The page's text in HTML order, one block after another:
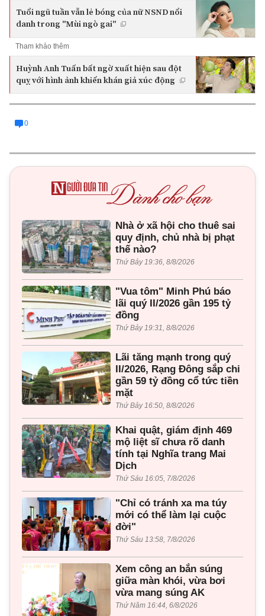
Tuổi ngũ tuần vẫn lẻ bóng của nữ NSND nổi
danh trong "Mùi ngò gai"
Tham khảo thêm
Huỳnh Anh Tuấn bất ngờ xuất hiện sau đột
quỵ với hình ảnh khiến khán giả xúc động
0
Nhà ở xã hội cho thuê sai
quy định, chủ nhà bị phạt
thế nào?
Thứ Bảy 19:36, 8/8/2026
"Vua tôm" Minh Phú báo
lãi quý II/2026 gần 195 tỷ
đồng
Thứ Bảy 19:31, 8/8/2026
Lãi tăng mạnh trong quý
II/2026, Rạng Đông sắp chi
gần 59 tỷ đồng cổ tức tiền
mặt
Thứ Bảy 16:50, 8/8/2026
Khai quật, giám định 469
mộ liệt sĩ chưa rõ danh
tính tại Nghĩa trang Mai
Dịch
Thứ Sáu 16:05, 7/8/2026
"Chỉ có tránh xa ma túy
mới có thể làm lại cuộc
đời"
Thứ Sáu 13:58, 7/8/2026
Xem công an bắn súng
giữa màn khói, vừa bơi
vừa mang súng AK
Thứ Năm 16:44, 6/8/2026